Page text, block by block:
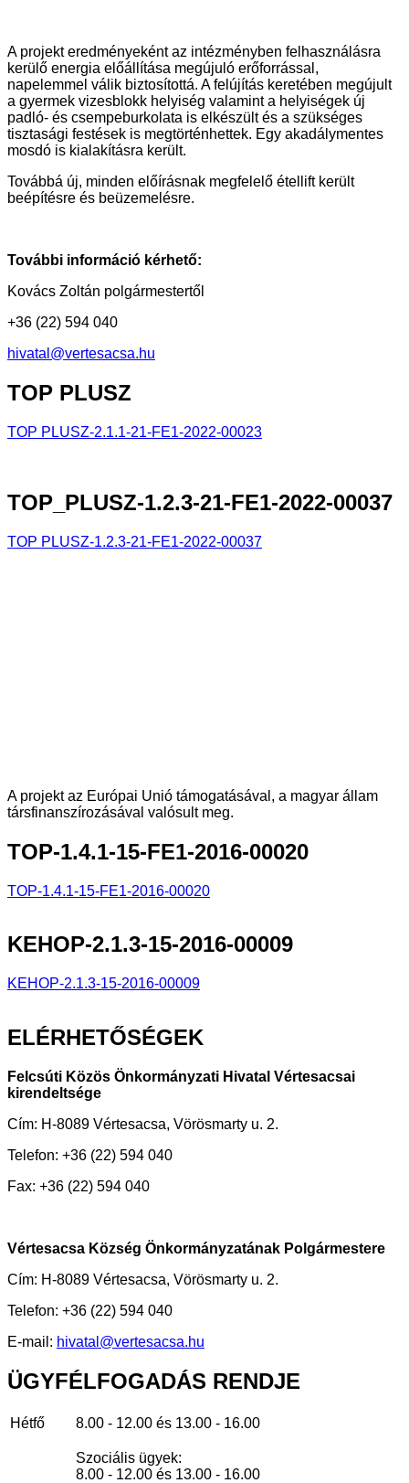
A projekt eredményeként az intézményben felhasználásra
kerülő energia előállítása megújuló erőforrással,
napelemmel válik biztosítottá. A felújítás keretében megújult
a gyermek vizesblokk helyiség valamint a helyiségek új
padló- és csempeburkolata is elkészült és a szükséges
tisztasági festések is megtörténhettek. Egy akadálymentes
mosdó is kialakításra került.
Továbbá új, minden előírásnak megfelelő étellift került
beépítésre és beüzemelésre.
További információ kérhető:
Kovács Zoltán polgármestertől
+36 (22) 594 040
hivatal@vertesacsa.hu
TOP PLUSZ
TOP PLUSZ-2.1.1-21-FE1-2022-00023
TOP_PLUSZ-1.2.3-21-FE1-2022-00037
TOP PLUSZ-1.2.3-21-FE1-2022-00037
A projekt az Európai Unió támogatásával, a magyar állam
társfinanszírozásával valósult meg.
TOP-1.4.1-15-FE1-2016-00020
TOP-1.4.1-15-FE1-2016-00020
KEHOP-2.1.3-15-2016-00009
KEHOP-2.1.3-15-2016-00009
ELÉRHETŐSÉGEK
Felcsúti Közös Önkormányzati Hivatal Vértesacsai
kirendeltsége
Cím: H-8089 Vértesacsa, Vörösmarty u. 2.
Telefon: +36 (22) 594 040
Fax: +36 (22) 594 040
Vértesacsa Község Önkormányzatának Polgármestere
Cím: H-8089 Vértesacsa, Vörösmarty u. 2.
Telefon: +36 (22) 594 040
E-mail: hivatal@vertesacsa.hu
ÜGYFÉLFOGADÁS RENDJE
Hétfő 8.00 - 12.00 és 13.00 - 16.00
Szociális ügyek:
8.00 - 12.00 és 13.00 - 16.00